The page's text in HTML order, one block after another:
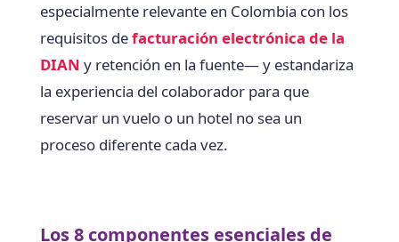
especialmente relevante en Colombia con los
requisitos defacturación electrónica de la
DIAN y retención en la fuente— y estandariza
la experiencia del colaborador para que
reservar un vuelo o un hotel no sea un
proceso diferente cada vez.
Los 8 componentes esenciales de